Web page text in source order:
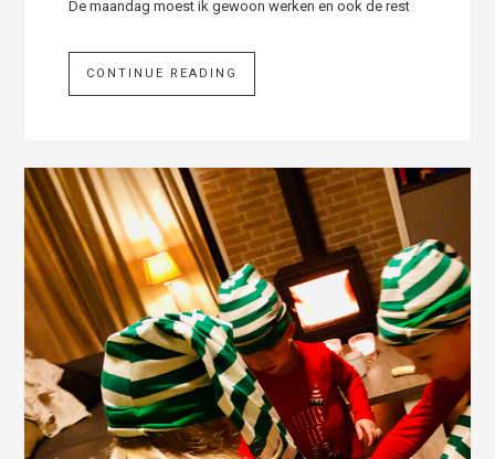
De maandag moest ik gewoon werken en ook de rest
CONTINUE READING